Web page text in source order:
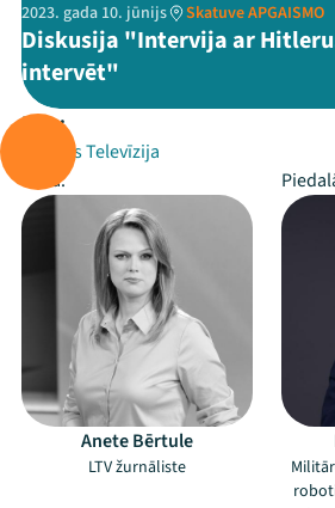
2023. gada 10. jūnijs Skatuve APGAISMO
Diskusija "Intervija ar
intervēt"
Rīko:
Latvijas Televīzija
Vada:
Anete Bērtule
LTV žurnāliste